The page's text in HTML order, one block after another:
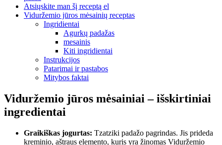
Atsiųskite man šį receptą el
Viduržemio jūros mėsainių receptas
Ingridientai
Agurkų padažas
mesainis
Kiti ingridientai
Instrukcijos
Patarimai ir pastabos
Mitybos faktai
Viduržemio jūros mėsainiai – išskirtiniai
ingredientai
Graikiškas jogurtas: Tzatziki padažo pagrindas. Jis prideda
kreminio, aštraus elemento, kuris yra žinomas Viduržemio